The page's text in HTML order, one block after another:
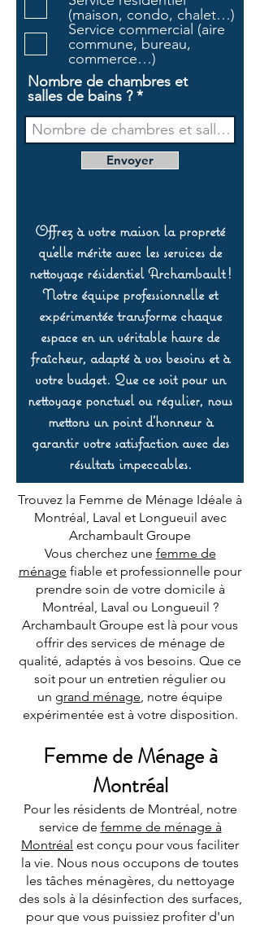
r
e
(maison, condo, chalet…)
Service commercial (aire
commune, bureau,
commerce…)
Nombre de chambres et
salles de bains ?
Envoyer
Offrez à votre maison la propreté
qu’elle mérite avec les services de
nettoyage résidentiel Archambault !
Notre équipe professionnelle et
expérimentée transforme chaque
espace en un véritable havre de
fraîcheur, adapté à vos besoins et à
votre budget. Que ce soit pour un
nettoyage ponctuel ou régulier, nous
mettons un point d’honneur à
garantir votre satisfaction avec des
résultats impeccables.
Trouvez la Femme de Ménage Idéale à
Montréal, Laval et Longueuil avec
Archambault Groupe
Vous cherchez une femme de
ménage fiable et professionnelle pour
prendre soin de votre domicile à
Montréal, Laval ou Longueuil ?
Archambault Groupe est là pour vous
offrir des services de ménage de
qualité, adaptés à vos besoins. Que ce
soit pour un entretien régulier ou
un grand ménage, notre équipe
expérimentée est à votre disposition.
Femme de Ménage à
Montréal
Pour les résidents de Montréal, notre
service de femme de ménage à
Montréal est conçu pour vous faciliter
la vie. Nous nous occupons de toutes
les tâches ménagères, du nettoyage
des sols à la désinfection des surfaces,
pour que vous puissiez profiter d'un